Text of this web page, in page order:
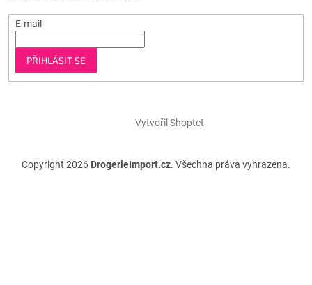
E-mail
PŘIHLÁSIT SE
Vytvořil Shoptet
Copyright 2026 DrogerieImport.cz. Všechna práva vyhrazena.